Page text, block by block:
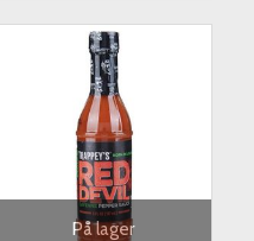
På lager